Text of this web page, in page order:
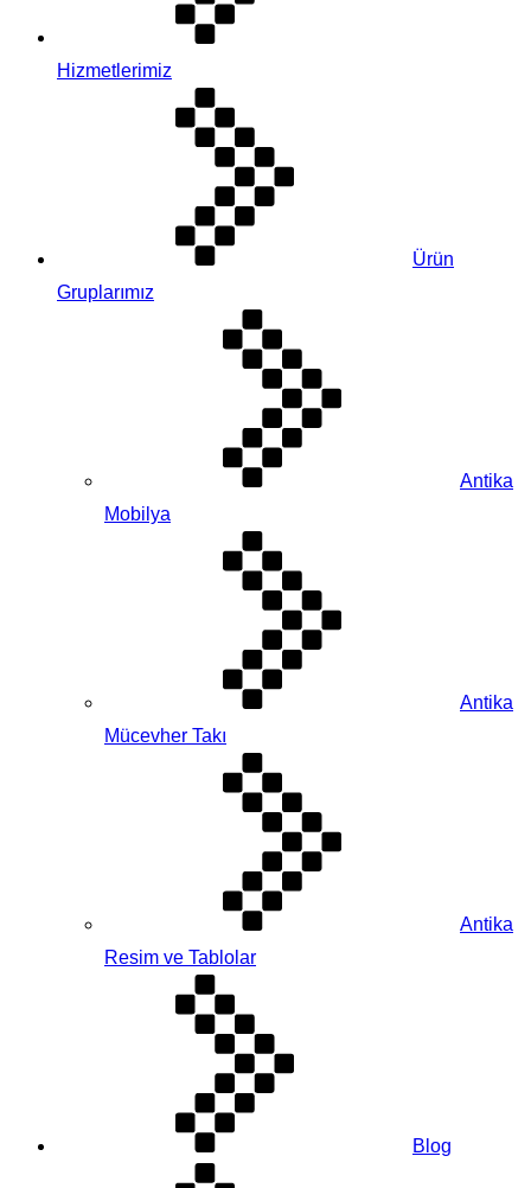
Hizmetlerimiz
Ürün
Gruplarımız
Antika
Mobilya
Antika
Mücevher Takı
Antika
Resim ve Tablolar
Blog